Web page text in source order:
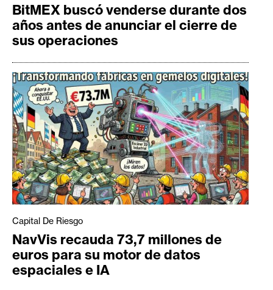
BitMEX buscó venderse durante dos
años antes de anunciar el cierre de
sus operaciones
Capital De Riesgo
NavVis recauda 73,7 millones de
euros para su motor de datos
espaciales e IA